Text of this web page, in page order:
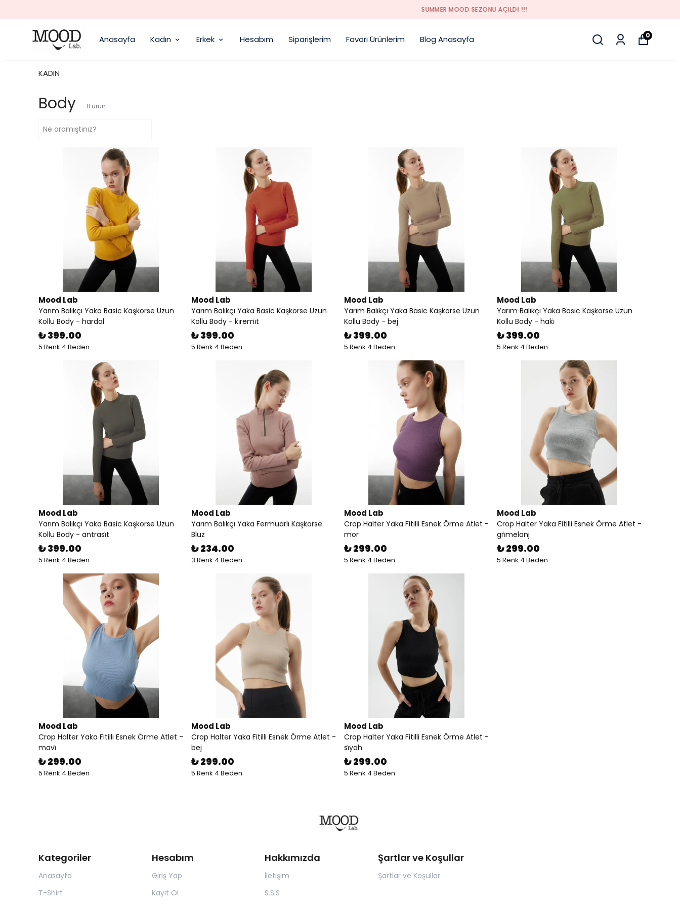
Anasayfa Kadın Erkek Hesabım Siparişlerim Favori Ürünlerim Blog Anasayfa 0
KADIN
Body 11 ürün
Mood Lab
Yarım Balıkçı Yaka Basic Kaşkorse Uzun
Kollu Body - hardal
₺ 399.00
5 Renk 4 Beden
Mood Lab
Yarım Balıkçı Yaka Basic Kaşkorse Uzun
Kollu Body - ki̇remi̇t
₺ 399.00
5 Renk 4 Beden
Mood Lab
Yarım Balıkçı Yaka Basic Kaşkorse Uzun
Kollu Body - bej
₺ 399.00
5 Renk 4 Beden
Mood Lab
Yarım Balıkçı Yaka Basic Kaşkorse Uzun
Kollu Body - haki̇
₺ 399.00
5 Renk 4 Beden
Mood Lab
Yarım Balıkçı Yaka Basic Kaşkorse Uzun
Kollu Body - antrasi̇t
₺ 399.00
5 Renk 4 Beden
Mood Lab
Yarım Balıkçı Yaka Fermuarlı Kaşkorse
Bluz
₺ 234.00
3 Renk 4 Beden
Mood Lab
Crop Halter Yaka Fitilli Esnek Örme Atlet -
mor
₺ 299.00
5 Renk 4 Beden
Mood Lab
Crop Halter Yaka Fitilli Esnek Örme Atlet -
gri̇melanj
₺ 299.00
5 Renk 4 Beden
Mood Lab
Crop Halter Yaka Fitilli Esnek Örme Atlet -
mavi̇
₺ 299.00
5 Renk 4 Beden
Mood Lab
Crop Halter Yaka Fitilli Esnek Örme Atlet -
bej
₺ 299.00
5 Renk 4 Beden
Mood Lab
Crop Halter Yaka Fitilli Esnek Örme Atlet -
si̇yah
₺ 299.00
5 Renk 4 Beden
Kategoriler
Anasayfa
T-Shirt
Hesabım
Giriş Yap
Kayıt Ol
Hakkımızda
İletişim
S.S.S
Şartlar ve Koşullar
Şartlar ve Koşullar